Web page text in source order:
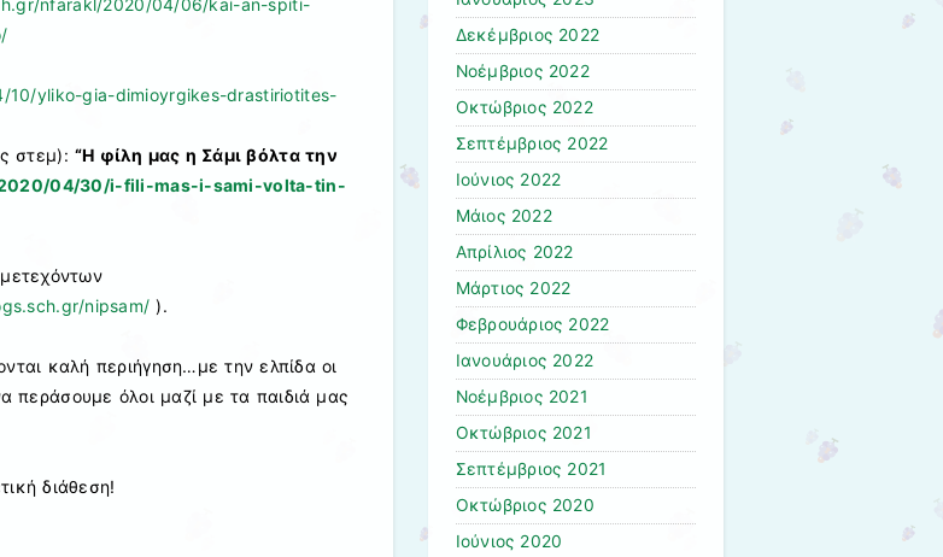
yliko-gia-dimioyrgikes-drastiriotites-
στεμ): “Η φίλη μας η Σάμι βόλτα την
04/30/i-fili-mas-i-sami-volta-tin-
nipsam/ ).
καλή περιήγηση…με την ελπίδα οι
περάσουμε όλοι μαζί με τα παιδιά μας
διάθεση!
Δεκέμβριος 2022
Νοέμβριος 2022
Οκτώβριος 2022
Σεπτέμβριος 2022
Ιούνιος 2022
Μάιος 2022
Απρίλιος 2022
Μάρτιος 2022
Φεβρουάριος 2022
Ιανουάριος 2022
Νοέμβριος 2021
Οκτώβριος 2021
Σεπτέμβριος 2021
Οκτώβριος 2020
Ιούνιος 2020